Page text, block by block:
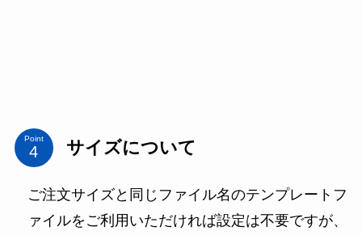
Point サイズについて
ご注文サイズと同じファイル名のテンプレートフ
ァイルをご利用いただければ設定は不要ですが、